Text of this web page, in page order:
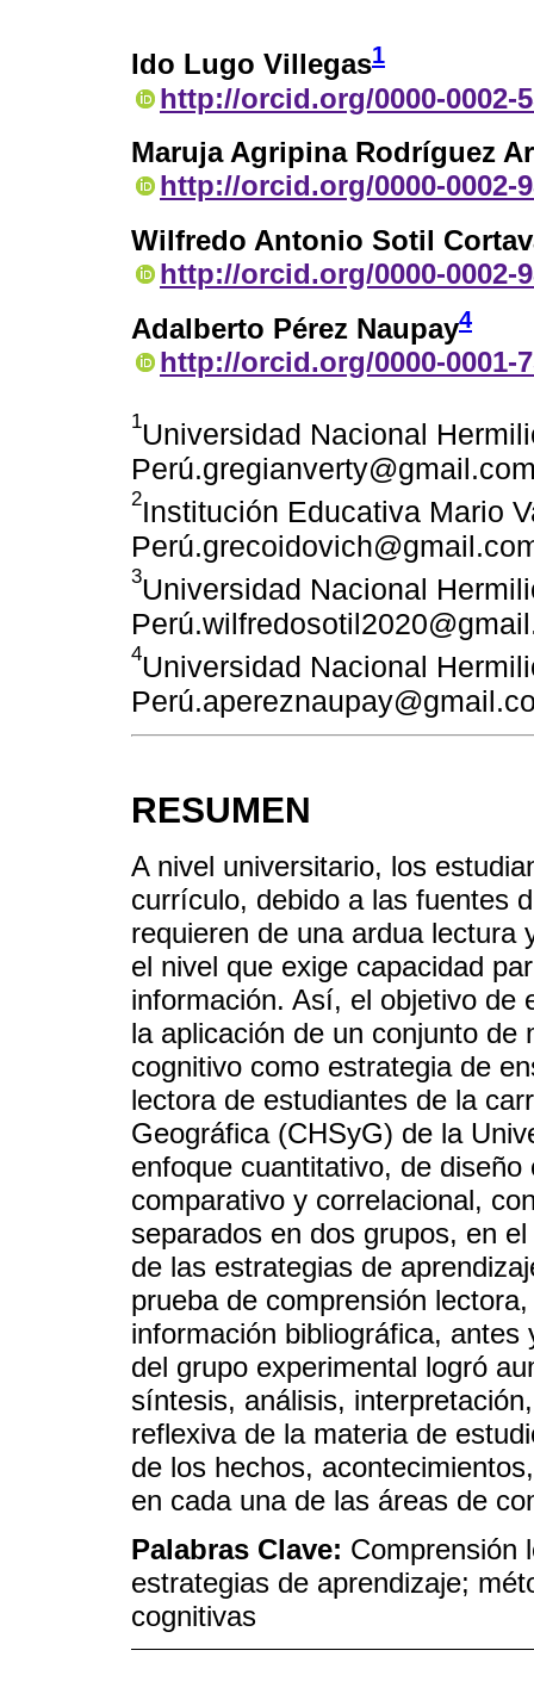
Ido Lugo Villegas1
http://orcid.org/0000-0002-
Maruja Agripina Rodríguez
http://orcid.org/0000-0002-
Wilfredo Antonio Sotil
http://orcid.org/0000-0002-
Adalberto Pérez Naupay4
http://orcid.org/0000-0001-
1Universidad Nacional
2Institución Educativa Mario
3Universidad Nacional
4Universidad Nacional
RESUMEN
A nivel universitario, los
currículo, debido a las fuentes
requieren de una ardua
el nivel que exige capacidad
información. Así, el objetivo de
la aplicación de un conjunto
cognitivo como estrategia de
lectora de estudiantes de la
Geográfica (CHSyG) de la
enfoque cuantitativo, de
comparativo y correlacional,
separados en dos grupos, en
de las estrategias de
prueba de comprensión
información bibliográfica,
del grupo experimental logró
síntesis, análisis,
reflexiva de la materia de
de los hechos,
en cada una de las áreas de
Palabras Clave: Comprensión
estrategias de aprendizaje;
cognitivas